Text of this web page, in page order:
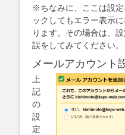
※ちなみに、ここは設
ックしてもエラー表示
ります。その場合は、
誤をしてみてください。
メールアカウント
上
記
の
設
定